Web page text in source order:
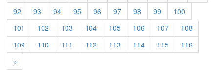
92
93 94 95 96 97 98 99
100
101
102 103 104 105 106 107
108
109
110 111 112 113 114 115
116
»